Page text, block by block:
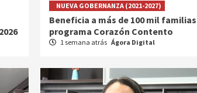
NUEVA GOBERNANZA (2021-2027)
Beneficia a más de 100 mil familias
programa Corazón Contento
1 semana atrás Ágora Digital